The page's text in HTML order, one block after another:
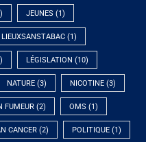
JEUNES (1)
LIEUXSANSTABAC(1)
LÉGISLATION (10)
NATURE(3) NICOTINE(3)
FUMEUR(2) OMS (1)
CANCER(2) POLITIQUE(1)